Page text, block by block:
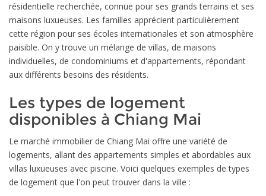
résidentielle recherchée, connue pour ses grands terrains et ses
maisons luxueuses. Les familles apprécient particulièrement
cette région pour ses écoles internationales et son atmosphère
paisible. On y trouve un mélange de villas, de maisons
individuelles, de condominiums et d'appartements, répondant
aux différents besoins des résidents.
Les types de logement
disponibles à Chiang Mai
Le marché immobilier de Chiang Mai offre une variété de
logements, allant des appartements simples et abordables aux
villas luxueuses avec piscine. Voici quelques exemples de types
de logement que l'on peut trouver dans la ville :